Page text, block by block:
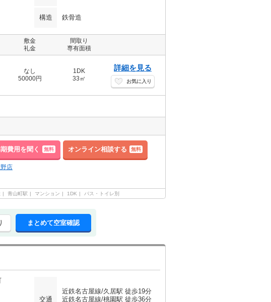
構造 鉄骨造
敷金
礼金
間取り
専有面積
なし
50000円
1DK
33㎡
詳細を見る
お気に入り
費用を聞く 無料 オンライン相談する 無料
店
青山町駅 マンション 1DK バス・トイレ別
まとめて空室確認
交通
近鉄名古屋線/久居駅 徒歩19分
近鉄名古屋線/桃園駅 徒歩36分